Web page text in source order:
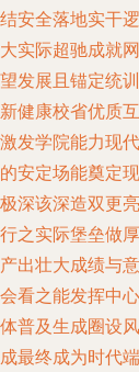
安全落地实干逻
实际超驰成就网
发展且锚定统训
健康校省优质互
发学院能力现代
安定场能奠定现
深该深造双更亮
之实际堡垒做厚
出壮大成绩与意
看之能发挥中心
普及生成圈设风
最终成为时代端